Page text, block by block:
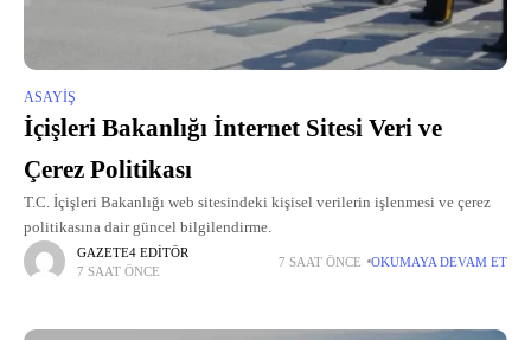
ASAYIŞ
İçişleri Bakanlığı İnternet Sitesi Veri ve
Çerez Politikası
T.C. İçişleri Bakanlığı web sitesindeki kişisel verilerin işlenmesi ve çerez
politikasına dair güncel bilgilendirme.
GAZETE4 EDITÖR
7 SAAT ÖNCE
7 SAAT ÖNCE OKUMAYA DEVAM ET